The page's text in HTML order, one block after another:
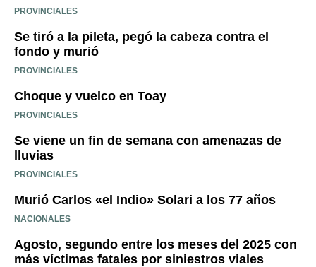
PROVINCIALES
Se tiró a la pileta, pegó la cabeza contra el
fondo y murió
PROVINCIALES
Choque y vuelco en Toay
PROVINCIALES
Se viene un fin de semana con amenazas de
lluvias
PROVINCIALES
Murió Carlos «el Indio» Solari a los 77 años
NACIONALES
Agosto, segundo entre los meses del 2025 con
más víctimas fatales por siniestros viales